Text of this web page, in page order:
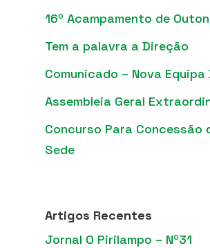
16º Acampamento de
Tem a palavra a Direção
Comunicado – Nova Equipa
Assembleia Geral
Concurso Para Concessão
Sede
Artigos Recentes
Jornal O Pirilampo – Nº31